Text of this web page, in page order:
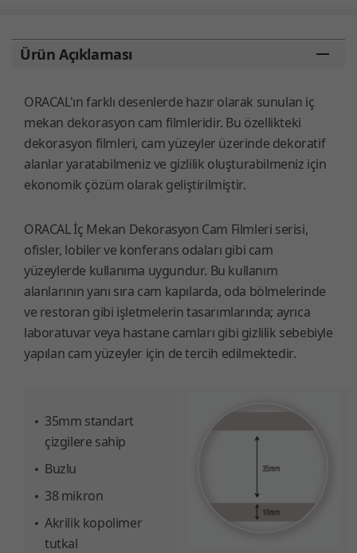
Ürün Açıklaması
ORACAL'ın farklı desenlerde hazır olarak sunulan iç
mekan dekorasyon cam filmleridir. Bu özellikteki
dekorasyon filmleri, cam yüzeyler üzerinde dekoratif
alanlar yaratabilmeniz ve gizlilik oluşturabilmeniz için
ekonomik çözüm olarak geliştirilmiştir.
ORACAL İç Mekan Dekorasyon Cam Filmleri serisi,
ofisler, lobiler ve konferans odaları gibi cam
yüzeylerde kullanıma uygundur. Bu kullanım
alanlarının yanı sıra cam kapılarda, oda bölmelerinde
ve restoran gibi işletmelerin tasarımlarında; ayrıca
laboratuvar veya hastane camları gibi gizlilik sebebiyle
yapılan cam yüzeyler için de tercih edilmektedir.
35mm standart
çizgilere sahip
Buzlu
38 mikron
Akrilik kopolimer
tutkal